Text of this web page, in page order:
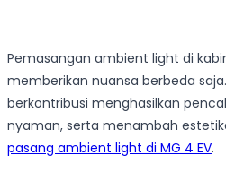
Pemasangan ambient light di
memberikan nuansa berbeda
berkontribusi menghasilkan
nyaman, serta menambah
pasang ambient light di MG 4 EV.